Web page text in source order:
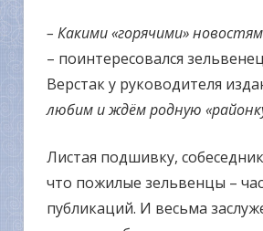
– Какими «горячими»
– поинтересовался
Верстак у руководителя
любим и ждём родную
Листая подшивку,
что пожилые зельвенцы –
публикаций. И весьма